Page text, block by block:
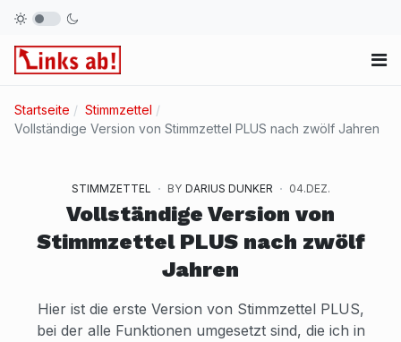
Startseite
Stimmzettel
Vollständige Version von Stimmzettel PLUS nach zwölf Jahren
STIMMZETTEL BY DARIUS DUNKER 04.DEZ.
Vollständige Version von
Stimmzettel PLUS nach zwölf
Jahren
Hier ist die erste Version von Stimmzettel PLUS,
bei der alle Funktionen umgesetzt sind, die ich in